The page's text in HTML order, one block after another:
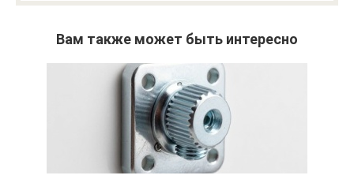
Вам также может быть интересно